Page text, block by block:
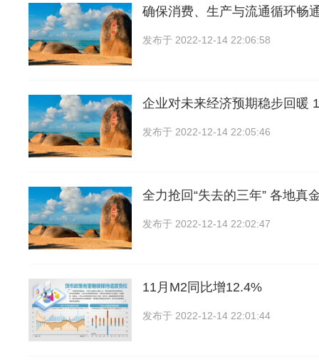
确保消费、生产与流通循环畅
发布于 2022-12-14 22:06:58
企业对未来经济预期稳步回暖
发布于 2022-12-14 22:05:46
全力抢回“失去的三年” 各地真
发布于 2022-12-14 22:02:47
11月M2同比增12.4%
发布于 2022-12-14 22:01:44